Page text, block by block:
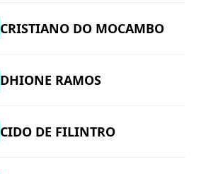
CRISTIANO DO MOCAMBO
DHIONE RAMOS
CIDO DE FILINTRO